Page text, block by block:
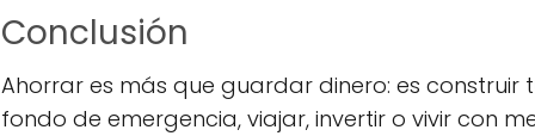
Conclusión
Ahorrar es más que guardar dinero: es
fondo de emergencia, viajar, invertir o vivir con